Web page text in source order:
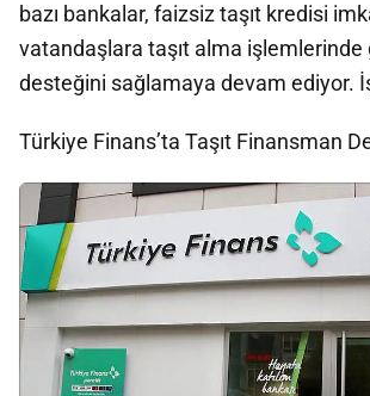
bazı bankalar, faizsiz taşıt kredisi
vatandaşlara taşıt alma
desteğini sağlamaya devam ediyor.
Türkiye Finans’ta Taşıt Finansman